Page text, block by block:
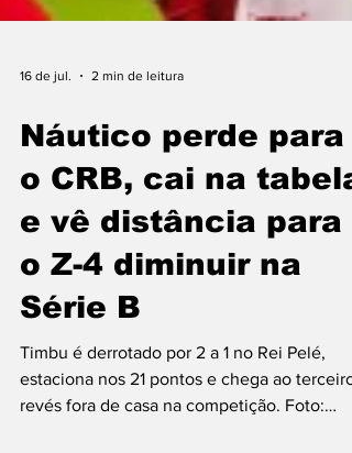
Náutico perde para
o CRB, cai na tabela
e vê distância para
o Z-4 diminuir na